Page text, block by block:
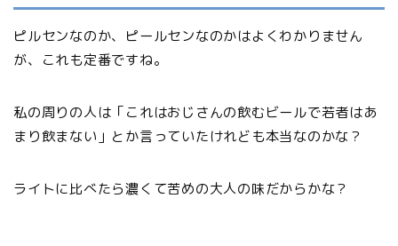
ピルセンなのか、ピールセンなのかはよくわかりません
が、これも定番ですね。
私の周りの人は「これはおじさんの飲むビールで若者はあ
まり飲まない」とか言っていたけれども本当なのかな？
ライトに比べたら濃くて苦めの大人の味だからかな？